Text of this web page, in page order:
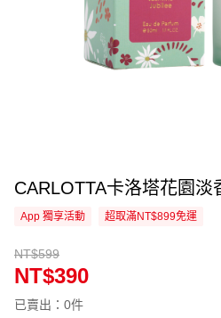
CARLOTTA卡洛塔花園
App 獨享活動 超取滿NT$899免運
NT$599
NT$390
已賣出：0件